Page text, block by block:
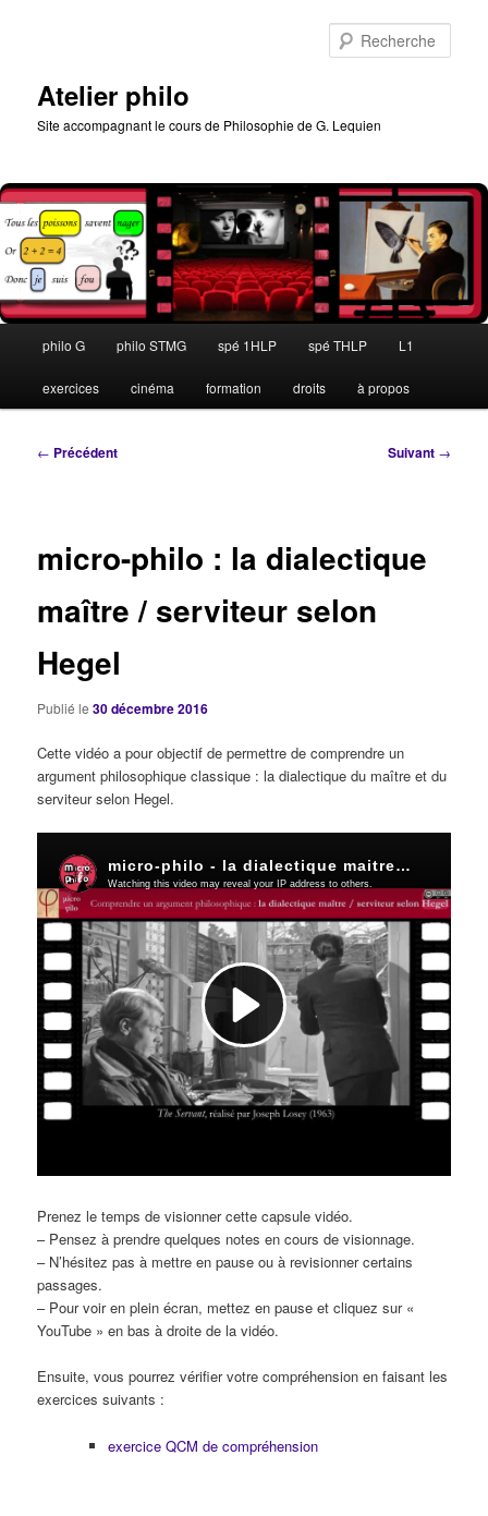
Atelier philo
Site accompagnant le cours de Philosophie de G. Lequien
principal
philo G philo STMG spé 1HLP spé THLP L1
exercices cinéma formation droits à propos
Navigation
← Précédent Suivant →
micro-philo : la dialectique
maître / serviteur selon
Hegel
Publié le30 décembre 2016
Cette vidéo a pour objectif de permettre de comprendre un
argument philosophique classique : la dialectique du maître et du
serviteur selon Hegel.
Prenez le temps de visionner cette capsule vidéo.
– Pensez à prendre quelques notes en cours de visionnage.
– N’hésitez pas à mettre en pause ou à revisionner certains
passages.
– Pour voir en plein écran, mettez en pause et cliquez sur «
YouTube » en bas à droite de la vidéo.
Ensuite, vous pourrez vérifier votre compréhension en faisant les
exercices suivants :
exercice QCM de compréhension